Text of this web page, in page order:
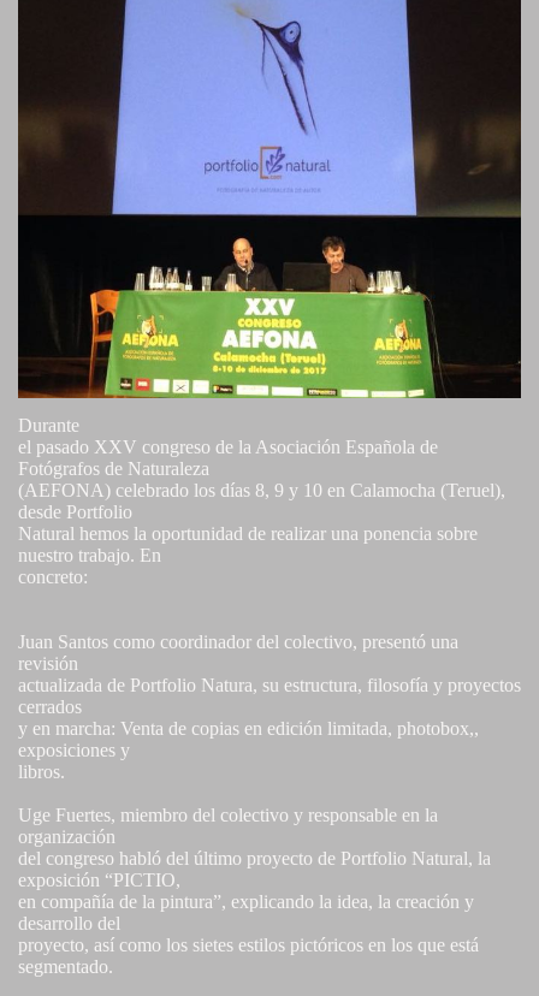
Durante
el pasado XXV congreso de la Asociación Española de
Fotógrafos de Naturaleza
(AEFONA) celebrado los días 8, 9 y 10 en Calamocha (Teruel),
desde Portfolio
Natural hemos la oportunidad de realizar una ponencia sobre
nuestro trabajo. En
concreto:
Juan Santos como coordinador del colectivo, presentó una
revisión
actualizada de Portfolio Natura, su estructura, filosofía y proyectos
cerrados
y en marcha: Venta de copias en edición limitada, photobox,,
exposiciones y
libros.
Uge Fuertes, miembro del colectivo y responsable en la
organización
del congreso habló del último proyecto de Portfolio Natural, la
exposición “PICTIO,
en compañía de la pintura”, explicando la idea, la creación y
desarrollo del
proyecto, así como los sietes estilos pictóricos en los que está
segmentado.